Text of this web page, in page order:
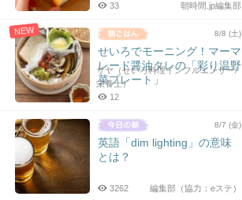
朝時間.jp編集部
33
NEW 8/8 (土)
せいろでモーニング！マーマ
レード醤油タレの「彩り温野
菜プレート」
サヤ（せいろ料理インフルエンサー/
栄養士）
12
8/7 (金)
英語「dim lighting」の意味
とは？
編集部（協力：eステ）
3262